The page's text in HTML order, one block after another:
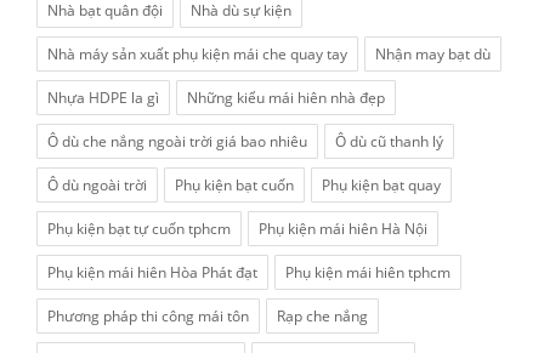
Nhà bạt quân đội Nhà dù sự kiện
Nhà máy sản xuất phụ kiện mái che quay tay Nhận may bạt dù
Nhựa HDPE la gì Những kiểu mái hiên nhà đẹp
Ô dù che nắng ngoài trời giá bao nhiêu Ô dù cũ thanh lý
Ô dù ngoài trời Phụ kiện bạt cuốn Phụ kiện bạt quay
Phụ kiện bạt tự cuốn tphcm Phụ kiện mái hiên Hà Nội
Phụ kiện mái hiên Hòa Phát đạt Phụ kiện mái hiên tphcm
Phương pháp thi công mái tôn Rạp che nắng